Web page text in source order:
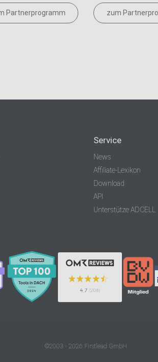
Partnerprogramm zum
Service
News
Affiliate-Lexikon
Download
API
Unterstütze ADCELL
©2003 - 2026 Firstlead GmbH